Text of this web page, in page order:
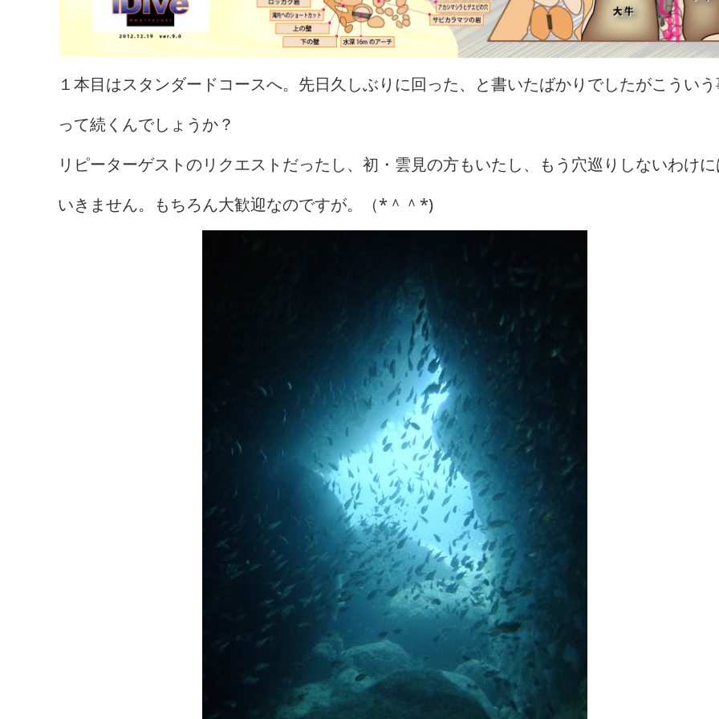
１本目はスタンダードコースへ。先日久しぶりに回った、と書いたばかりでしたがこうい
って続くんでしょうか？
リピーターゲストのリクエストだったし、初・雲見の方もいたし、もう穴巡りしないわけ
いきません。もちろん大歓迎なのですが。（*＾＾*)